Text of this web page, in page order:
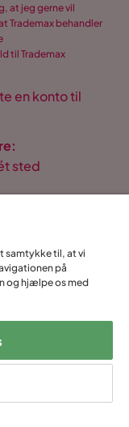
at jeg gerne vil
Trademax behandler
til Trademax
en konto til
sted
Op til 20 års
samtykke til, at vi
på
og hjælpe os med